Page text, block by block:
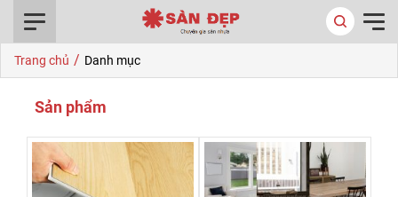
Trang chủ / Danh mục
Sản phẩm